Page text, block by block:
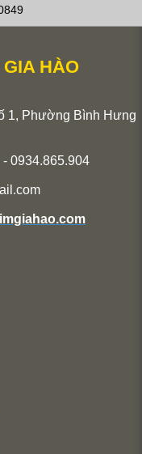
HÀO
1, Phường Bình Hưng
0934.865.904